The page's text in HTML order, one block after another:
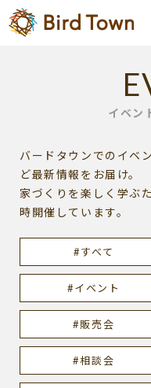
イベン
バードタウンでのイベ
ど最新情報をお届け。
家づくりを楽しく学ぶ
時開催しています。
#すべて
#イベント
#販売会
#相談会